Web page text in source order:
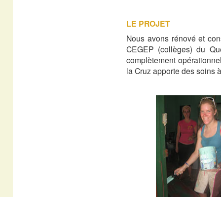
LE PROJET
Nous avons rénové et
CEGEP (collèges) du
complètement
la Cruz apporte des soins